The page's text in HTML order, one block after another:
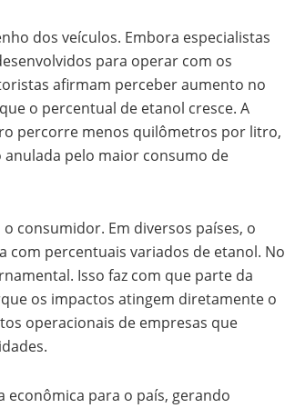
dos veículos. Embora especialistas
para operar com os
afirmam perceber aumento no
o percentual de etanol cresce. A
percorre menos quilômetros por litro,
pelo maior consumo de
consumidor. Em diversos países, o
percentuais variados de etanol. No
Isso faz com que parte da
os impactos atingem diretamente o
operacionais de empresas que
para o país, gerando